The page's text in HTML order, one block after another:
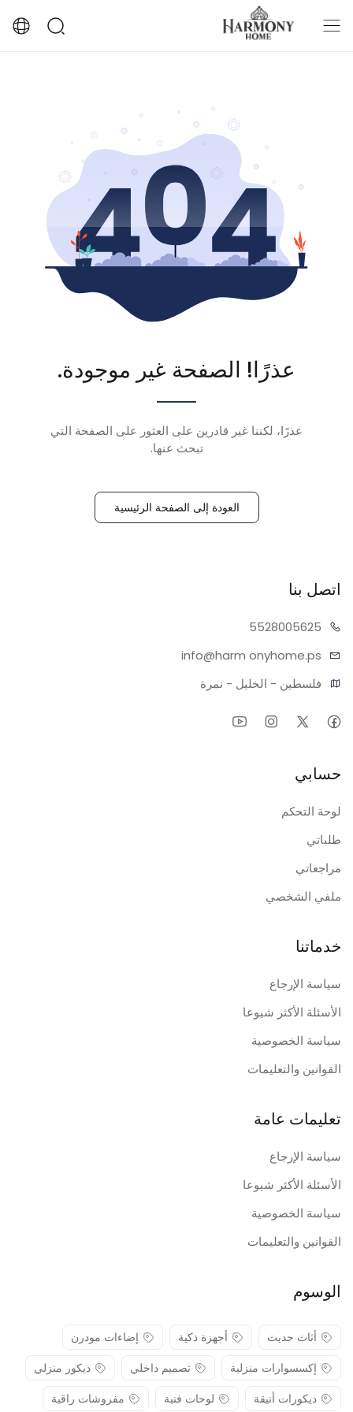
عذرًا! الصفحة غير موجودة.
عذرًا، لكننا غير قادرين على العثور على الصفحة التي
تبحث عنها.
العودة إلى الصفحة الرئيسية
اتصل بنا
05625
55280
info@harm onyhome.ps
فلسطين - الخليل - نمرة
حسابي
لوحة التحكم
طلباتي
مراجعاتي
ملفي الشخصي
خدماتنا
سياسة الإرجاع
الأسئلة الأكثر شيوعا
سياسة الخصوصية
القوانين والتعليمات
تعليمات عامة
سياسة الإرجاع
الأسئلة الأكثر شيوعا
سياسة الخصوصية
القوانين والتعليمات
الوسوم
أثاث حديث أجهزة ذكية
إضاءات مودرن
إكسسوارات منزلية
تصميم داخلي
ديكور منزلي
ديكورات أنيقة
لوحات فنية مفروشات راقية